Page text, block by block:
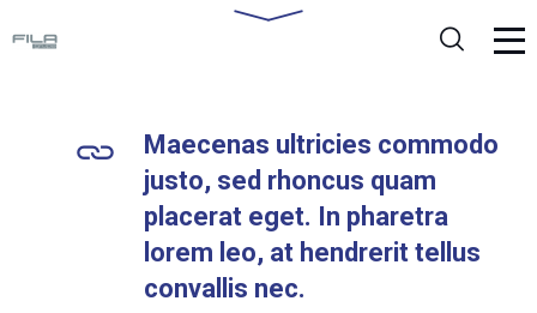
Maecenas ultricies commodo
justo, sed rhoncus quam
placerat eget. In pharetra
lorem leo, at hendrerit tellus
convallis nec.